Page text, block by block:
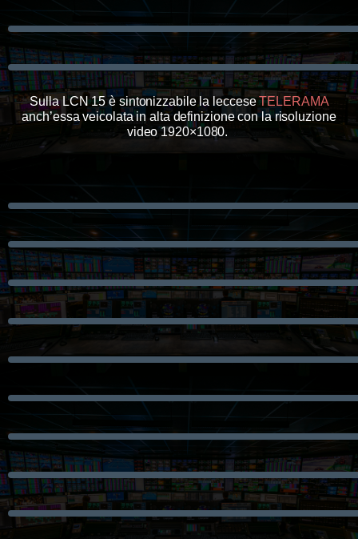
Sulla LCN 15 è sintonizzabile la lecceseTELERAMA
anch’essa veicolata in alta definizione con la risoluzione
video 1920×1080.